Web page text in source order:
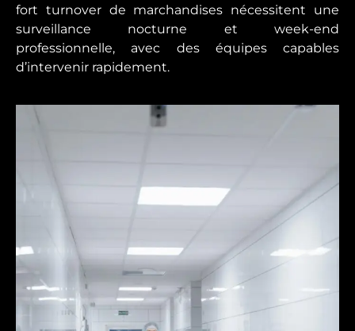
fort turnover de marchandises nécessitent une
surveillance nocturne et week-end
professionnelle, avec des équipes capables
d’intervenir rapidement.